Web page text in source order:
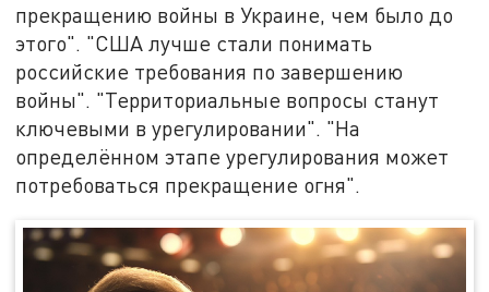
прекращению войны в Украине, чем было до
этого". "США лучше стали понимать
российские требования по завершению
войны". "Территориальные вопросы станут
ключевыми в урегулировании". "На
определённом этапе урегулирования может
потребоваться прекращение огня".